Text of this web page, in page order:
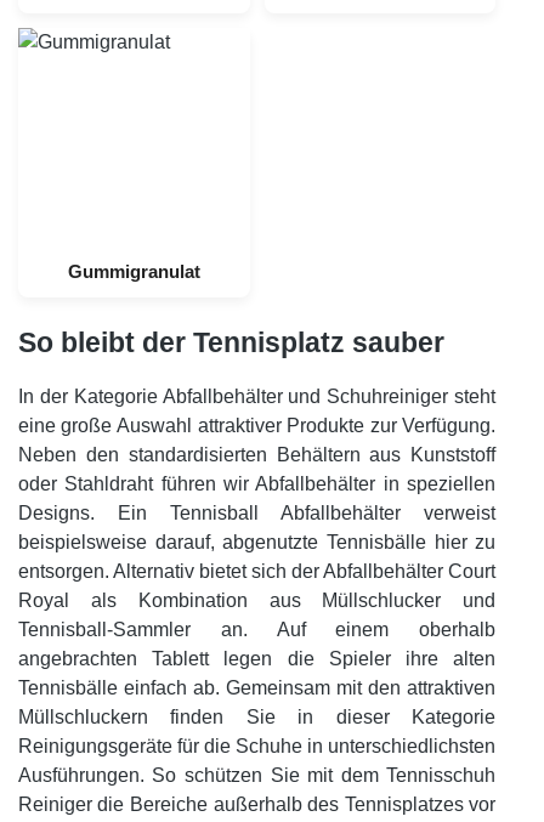
Gummigranulat
So bleibt der Tennisplatz sauber
In der Kategorie Abfallbehälter und Schuhreiniger steht
eine große Auswahl attraktiver Produkte zur Verfügung.
Neben den standardisierten Behältern aus Kunststoff
oder Stahldraht führen wir Abfallbehälter in speziellen
Designs. Ein Tennisball Abfallbehälter verweist
beispielsweise darauf, abgenutzte Tennisbälle hier zu
entsorgen. Alternativ bietet sich der Abfallbehälter Court
Royal als Kombination aus Müllschlucker und
Tennisball-Sammler an. Auf einem oberhalb
angebrachten Tablett legen die Spieler ihre alten
Tennisbälle einfach ab. Gemeinsam mit den attraktiven
Müllschluckern finden Sie in dieser Kategorie
Reinigungsgeräte für die Schuhe in unterschiedlichsten
Ausführungen. So schützen Sie mit dem Tennisschuh
Reiniger die Bereiche außerhalb des Tennisplatzes vor